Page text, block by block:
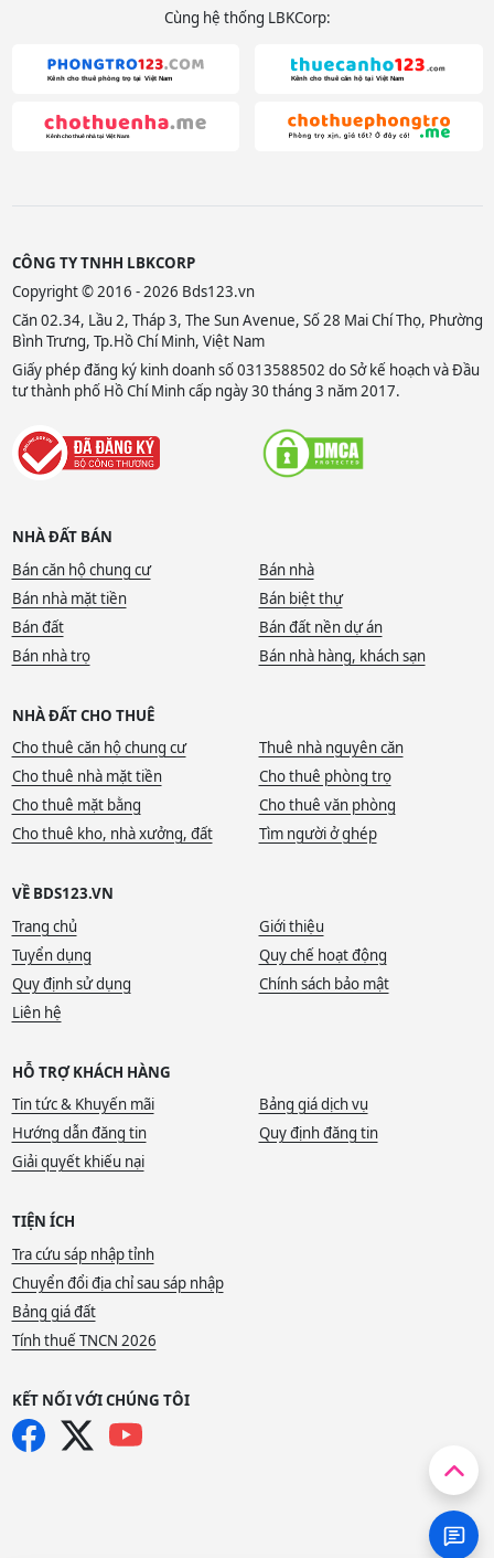
Cùng hệ thống LBKCorp:
CÔNG TY TNHH LBKCORP
Copyright © 2016 - 2026 Bds123.vn
Căn 02.34, Lầu 2, Tháp 3, The Sun Avenue, Số 28 Mai Chí Thọ, Phường
Bình Trưng, Tp.Hồ Chí Minh, Việt Nam
Giấy phép đăng ký kinh doanh số 0313588502 do Sở kế hoạch và Đầu
tư thành phố Hồ Chí Minh cấp ngày 30 tháng 3 năm 2017.
NHÀ ĐẤT BÁN
Bán căn hộ chung cư
Bán nhà
Bán nhà mặt tiền
Bán biệt thự
Bán đất
Bán đất nền dự án
Bán nhà trọ
Bán nhà hàng, khách sạn
NHÀ ĐẤT CHO THUÊ
Cho thuê căn hộ chung cư
Thuê nhà nguyên căn
Cho thuê nhà mặt tiền
Cho thuê phòng trọ
Cho thuê mặt bằng
Cho thuê văn phòng
Cho thuê kho, nhà xưởng, đất
Tìm người ở ghép
VỀ BDS123.VN
Trang chủ
Giới thiệu
Tuyển dụng
Quy chế hoạt động
Quy định sử dụng
Chính sách bảo mật
Liên hệ
HỖ TRỢ KHÁCH HÀNG
Tin tức & Khuyến mãi
Bảng giá dịch vụ
Hướng dẫn đăng tin
Quy định đăng tin
Giải quyết khiếu nại
TIỆN ÍCH
Tra cứu sáp nhập tỉnh
Chuyển đổi địa chỉ sau sáp nhập
Bảng giá đất
Tính thuế TNCN 2026
KẾT NỐI VỚI CHÚNG TÔI